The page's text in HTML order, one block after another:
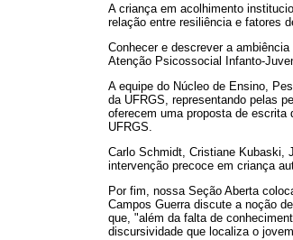
A criança em acolhimento
relação entre resiliência e fatores
Conhecer e descrever a
Atenção Psicossocial Infanto-
A equipe do Núcleo de Ensino,
da UFRGS, representando pelas
oferecem uma proposta de
UFRGS.
Carlo Schmidt, Cristiane Kubaski,
intervenção precoce em criança
Por fim, nossa Seção Aberta
Campos Guerra discute a noção
que, "além da falta de
discursividade que localiza o